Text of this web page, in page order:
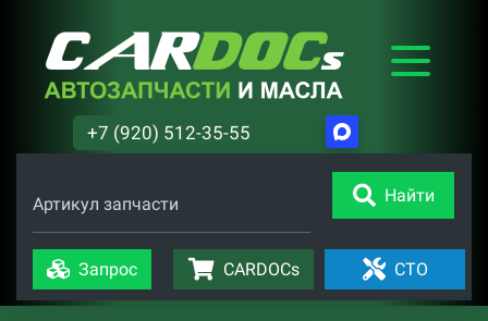
+7 (920) 512-35-55
Артикул запчасти Найти
Запрос CARDOCs СТО